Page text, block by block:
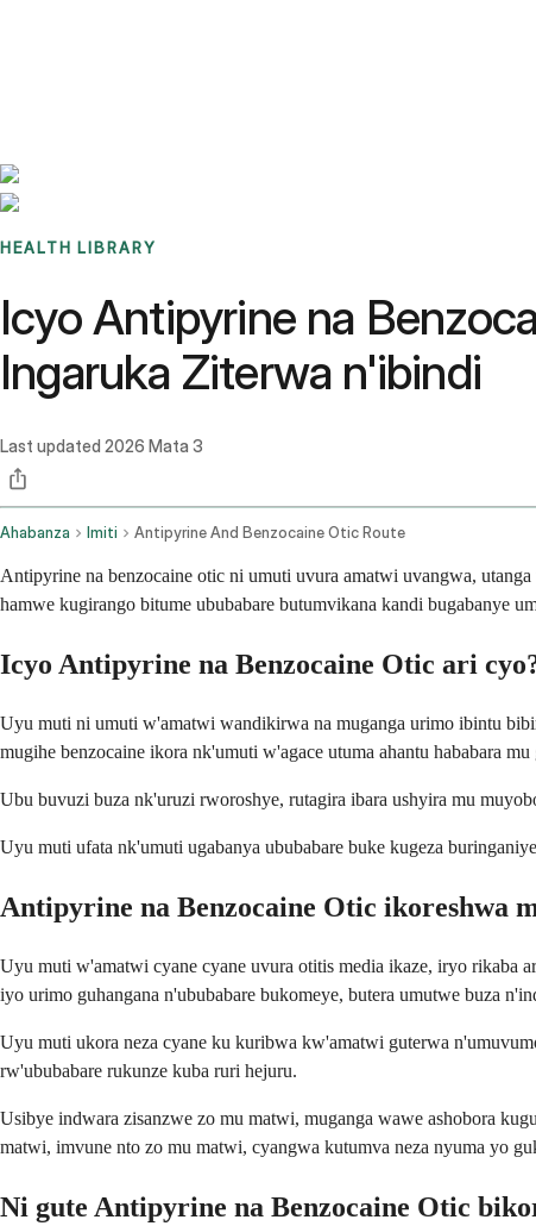
HEALTH LIBRARY
Icyo Antipyrine na
Ingaruka Ziterwa n'ibindi
Last updated 2026 Mata 3
Ahabanza Imiti Antipyrine And Benzocaine Otic Route
Antipyrine na benzocaine otic ni umuti uvura amatwi uvangwa,
hamwe kugirango bitume ububabare butumvikana kandi bugabanye
Icyo Antipyrine na Benzocaine Otic ari
Uyu muti ni umuti w'amatwi wandikirwa na muganga urimo ibintu
mugihe benzocaine ikora nk'umuti w'agace utuma ahantu hababara
Ubu buvuzi buza nk'uruzi rworoshye, rutagira ibara ushyira mu
Uyu muti ufata nk'umuti ugabanya ububabare buke kugeza
Antipyrine na Benzocaine Otic ikoreshwa
Uyu muti w'amatwi cyane cyane uvura otitis media ikaze, iryo rikaba
iyo urimo guhangana n'ububabare bukomeye, butera umutwe buza
Uyu muti ukora neza cyane ku kuribwa kw'amatwi guterwa
rw'ububabare rukunze kuba ruri hejuru.
Usibye indwara zisanzwe zo mu matwi, muganga wawe ashobora
matwi, imvune nto zo mu matwi, cyangwa kutumva neza nyuma yo
Ni gute Antipyrine na Benzocaine Otic